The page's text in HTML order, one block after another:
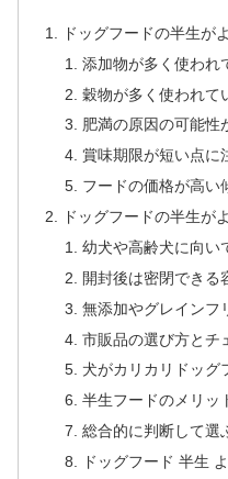
ドッグフードの半生が
添加物が多く使われ
穀物が多く使われて
肥満の原因の可能性
賞味期限が短い点に
フードの価格が高い
ドッグフードの半生が
幼犬や高齢犬に向い
開封後は密閉できる
無添加やグレインフ
市販品の選び方とチ
犬がカリカリドッグ
半生フードのメリッ
総合的に判断して選
ドッグフード 半生